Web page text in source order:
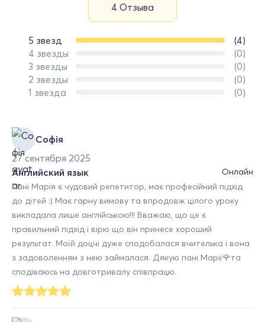
4 Отзыва
5 звезд
(4)
4 звезды
(0)
3 звезды
(0)
2 звезды
(0)
1 звезда
(0)
Софія
27 сентября 2025
Онлайн
Английский язык
Пані Марія є чудовий репетитор, має професійний підхід
до дітей :) Має гарну вимову та впродовж цілого уроку
викладала лише англійською!!! Вважаю, що це є
правильний підхід і вірю що він принесе хороший
результат. Моїй доцчі дуже сподобалася вчителька і вона
з задоволенням з нею займалася. Дякую пані Марії🌹та
сподіваюсь на довготривалу співпрацю.